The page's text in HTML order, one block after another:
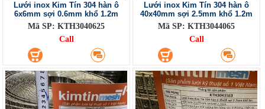
Lưới inox Kim Tín 304 hàn ô
6x6mm sợi 0.6mm khổ 1.2m
Mã SP: KTH3040625
Call
Lưới inox Kim Tín 304 hàn ô
40x40mm sợi 2.5mm khổ 1.2m
Mã SP: KTH3044065
Call